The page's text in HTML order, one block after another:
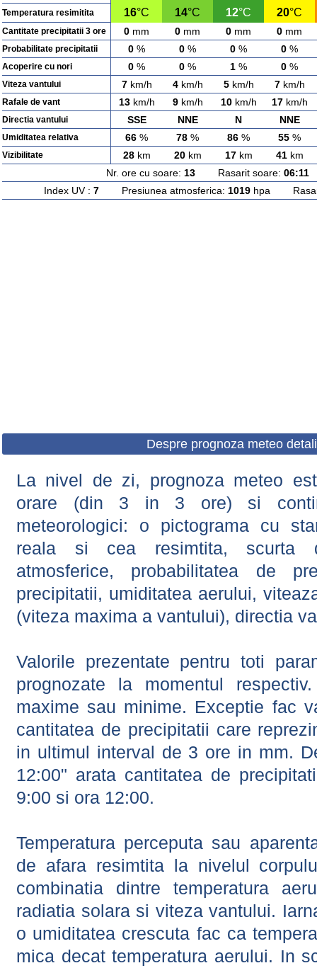
Temperatura resimitita 16°C 14°C 12°C 20°C
Cantitate precipitatii 3 ore 0 mm 0 mm 0 mm 0 mm
Probabilitate precipitatii 0 % 0 % 0 % 0 %
Acoperire cu nori 0 % 0 % 1 % 0 %
Viteza vantului 7km/h 4km/h 5km/h 7km/h
Rafale de vant 13km/h 9km/h 10km/h 17km/h
Directia vantului SSE NNE N NNE
Umiditatea relativa 66 % 78 % 86 % 55 %
Vizibilitate 28km 20km 17km 41km
Nr. ore cu soare: 13 Rasarit soare: 06:11
Index UV : 7Presiunea atmosferica: 1019hpa
Despre prognoza meteo
La nivel de zi, prognoza meteo
orare (din 3 in 3 ore) si
meteorologici: o pictograma cu
reala si cea resimtita, scurta
atmosferice, probabilitatea de
precipitatii, umiditatea aerului,
(viteza maxima a vantului), directia
Valorile prezentate pentru toti
prognozate la momentul
maxime sau minime. Exceptie fac
cantitatea de precipitatii care
in ultimul interval de 3 ore in mm.
12:00" arata cantitatea de
9:00 si ora 12:00.
Temperatura perceputa sau
de afara resimtita la nivelul
combinatia dintre temperatura
radiatia solara si viteza vantului.
o umiditatea crescuta fac ca
mica decat temperatura aerului. In